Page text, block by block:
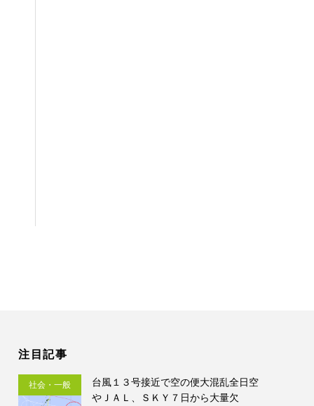
注目記事
社会・一般
台風１３号接近で空の便大混乱全日空
やＪＡＬ、ＳＫＹ７日から大量欠